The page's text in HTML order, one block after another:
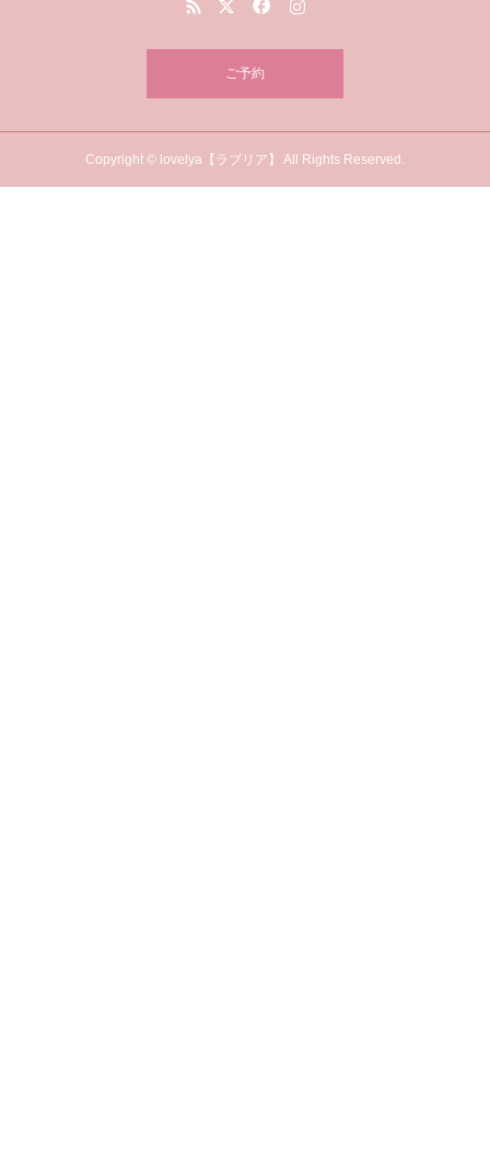
ご予約
Copyright © lovelya【ラブリア】 All Rights Reserved.